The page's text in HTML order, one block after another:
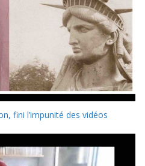
fini l’impunité des vidéos